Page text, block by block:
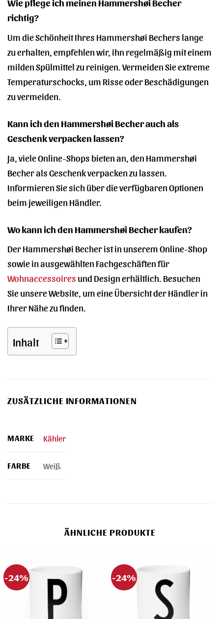
Wie pflege ich meinen Hammershøi Becher
richtig?
Um die Schönheit Ihres Hammershøi Bechers lange
zu erhalten, empfehlen wir, ihn regelmäßig mit einem
milden Spülmittel zu reinigen. Vermeiden Sie extreme
Temperaturschocks, um Risse oder Beschädigungen
zu vermeiden.
Kann ich den Hammershøi Becher auch als
Geschenk verpacken lassen?
Ja, viele Online-Shops bieten an, den Hammershøi
Becher als Geschenk verpacken zu lassen.
Informieren Sie sich über die verfügbaren Optionen
beim jeweiligen Händler.
Wo kann ich den Hammershøi Becher kaufen?
Der Hammershøi Becher ist in unserem Online-Shop
sowie in ausgewählten Fachgeschäften für
Wohnaccessoires und Design erhältlich. Besuchen
Sie unsere Website, um eine Übersicht der Händler in
Ihrer Nähe zu finden.
Inhalt
ZUSÄTZLICHE INFORMATIONEN
MARKE Kähler
FARBE Weiß
ÄHNLICHE PRODUKTE
-24% -24%